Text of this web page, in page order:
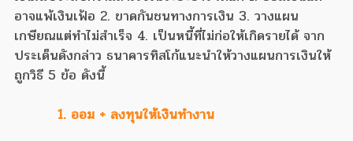
อาจแพ้เงินเฟ้อ 2. ขาดกันชนทางการเงิน 3. วางแผน
เกษียณแต่ทำไม่สำเร็จ 4. เป็นหนี้ที่ไม่ก่อให้เกิดรายได้ จาก
ประเด็นดังกล่าว ธนาคารทิสโก้แนะนำให้วางแผนการเงินให้
ถูกวิธี 5 ข้อ ดังนี้
1. ออม + ลงทุนให้เงินทำงาน